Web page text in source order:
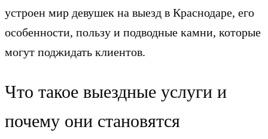
устроен мир девушек на выезд в Краснодаре, его
особенности, пользу и подводные камни, которые
могут поджидать клиентов.
Что такое выездные услуги и
почему они становятся